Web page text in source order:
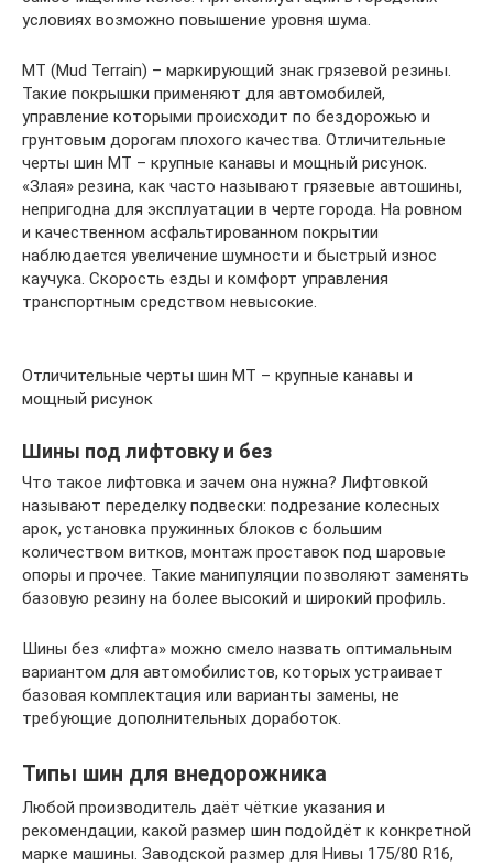
условиях возможно повышение уровня шума.
МТ (Mud Terrain) – маркирующий знак грязевой резины.
Такие покрышки применяют для автомобилей,
управление которыми происходит по бездорожью и
грунтовым дорогам плохого качества. Отличительные
черты шин МТ – крупные канавы и мощный рисунок.
«Злая» резина, как часто называют грязевые автошины,
непригодна для эксплуатации в черте города. На ровном
и качественном асфальтированном покрытии
наблюдается увеличение шумности и быстрый износ
каучука. Скорость езды и комфорт управления
транспортным средством невысокие.
Отличительные черты шин МТ – крупные канавы и
мощный рисунок
Шины под лифтовку и без
Что такое лифтовка и зачем она нужна? Лифтовкой
называют переделку подвески: подрезание колесных
арок, установка пружинных блоков с большим
количеством витков, монтаж проставок под шаровые
опоры и прочее. Такие манипуляции позволяют заменять
базовую резину на более высокий и широкий профиль.
Шины без «лифта» можно смело назвать оптимальным
вариантом для автомобилистов, которых устраивает
базовая комплектация или варианты замены, не
требующие дополнительных доработок.
Типы шин для внедорожника
Любой производитель даёт чёткие указания и
рекомендации, какой размер шин подойдёт к конкретной
марке машины. Заводской размер для Нивы 175/80 R16,